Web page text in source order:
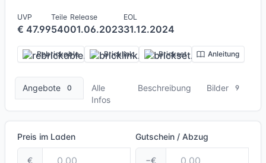
UVP
€ 47.99
Teile
540
Release
01.06.2023
EOL
31.12.2024
Rebrickable Bricklink Brickset Anleitung
Angebote 0
Alle
Infos
Beschreibung Bilder 9
Preis im Laden
€
Gutschein / Abzug
−€